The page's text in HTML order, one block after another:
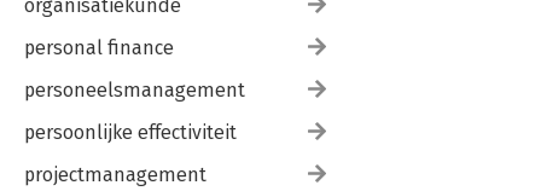
organisatiekunde
personal finance
personeelsmanagement
persoonlijke effectiviteit
projectmanagement